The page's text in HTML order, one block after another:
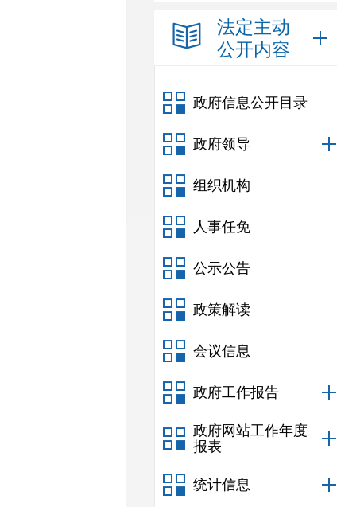
法定主动
公开内容
政府信息公开目录
政府领导
组织机构
人事任免
公示公告
政策解读
会议信息
政府工作报告
政府网站工作年度
报表
统计信息